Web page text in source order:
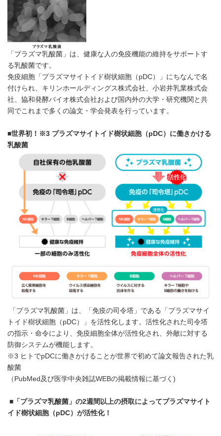
「プラズマ乳酸菌」は、健康な人の免疫機能の維持をサポートす
る乳酸菌です。
免疫細胞「プラズマサイトイド樹状細胞（pDC）」にちなんで名
付けられ、キリンホールディングス株式会社、小岩井乳業株式会
社、協和発酵バイオ株式会社および国内外の大学・研究機関と共
同でこれまで多くの論文・学会発表を行っています。
■世界初！ ※3 プラズマサイトイド樹状細胞（pDC）に働きかける
乳酸菌
「プラズマ乳酸菌」は、「免疫の司令塔」である「プラズマサイ
トイド樹状細胞（pDC）」を活性化します。活性化された司令塔
の指示・命令により、免疫細胞全体が活性化され、外敵に対する
防御システムが機能します。
※3 ヒトでpDCに働きかけることが世界で初めて論文報告された乳
酸菌
（PubMed及び医学中央雑誌WEBの掲載情報に基づく)
■ 「プラズマ乳酸菌」の2週間以上の摂取に よってプラズマサイト
イド樹状細胞（pDC） が活性化！